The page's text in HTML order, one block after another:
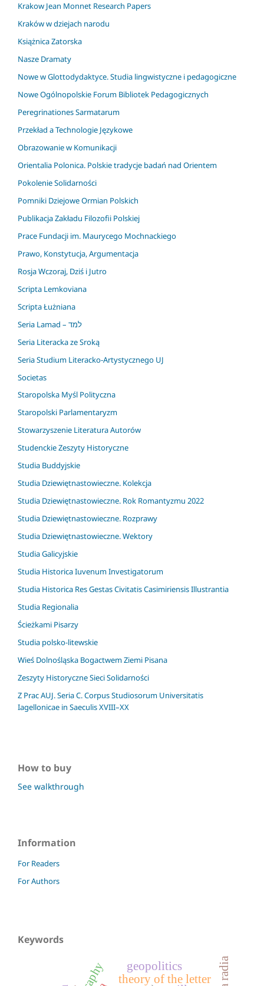
Krakow Jean Monnet Research Papers
Kraków w dziejach narodu
Książnica Zatorska
Nasze Dramaty
Nowe w Glottodydaktyce. Studia lingwistyczne i pedagogiczne
Nowe Ogólnopolskie Forum Bibliotek Pedagogicznych
Peregrinationes Sarmatarum
Przekład a Technologie Językowe
Obrazowanie w Komunikacji
Orientalia Polonica. Polskie tradycje badań nad Orientem
Pokolenie Solidarności
Pomniki Dziejowe Ormian Polskich
Publikacja Zakładu Filozofii Polskiej
Prace Fundacji im. Maurycego Mochnackiego
Prawo, Konstytucja, Argumentacja
Rosja Wczoraj, Dziś i Jutro
Scripta Lemkoviana
Scripta Łużniana
Seria Lamad – למד
Seria Literacka ze Sroką
Seria Studium Literacko-Artystycznego UJ
Societas
Staropolska Myśl Polityczna
Staropolski Parlamentaryzm
Stowarzyszenie Literatura Autorów
Studenckie Zeszyty Historyczne
Studia Buddyjskie
Studia Dziewiętnastowieczne. Kolekcja
Studia Dziewiętnastowieczne. Rok Romantyzmu 2022
Studia Dziewiętnastowieczne. Rozprawy
Studia Dziewiętnastowieczne. Wektory
Studia Galicyjskie
Studia Historica Iuvenum Investigatorum
Studia Historica Res Gestas Civitatis Casimiriensis Illustrantia
Studia Regionalia
Ścieżkami Pisarzy
Studia polsko-litewskie
Wieś Dolnośląska Bogactwem Ziemi Pisana
Zeszyty Historyczne Sieci Solidarności
Z Prac AUJ. Seria C. Corpus Studiosorum Universitatis
Iagellonicae in Saeculis XVIII–XX
How to buy
See walkthrough
Information
For Readers
For Authors
Keywords
theory of the letter
geopolitics